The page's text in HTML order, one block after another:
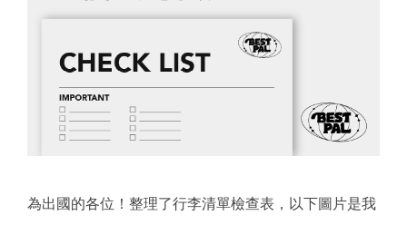
為出國的各位！整理了行李清單檢查表，以下圖片是我